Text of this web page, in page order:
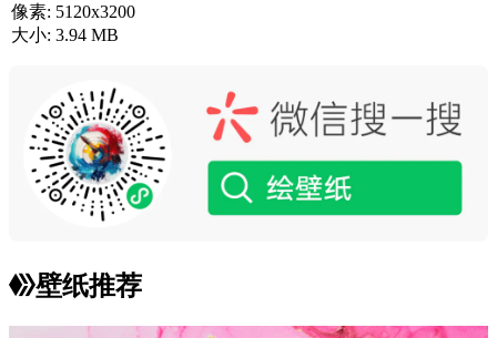
像素: 5120x3200
大小: 3.94 MB
壁纸推荐